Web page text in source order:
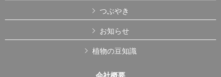
つぶやき
お知らせ
植物の豆知識